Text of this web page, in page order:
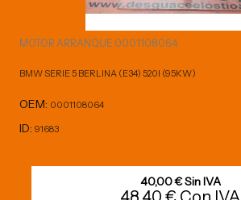
MOTOR ARRANQUE 0001108064
BMW SERIE 5 BERLINA (E34) 520I (95KW)
OEM: 0001108064
ID: 91683
40,00 € Sin IVA